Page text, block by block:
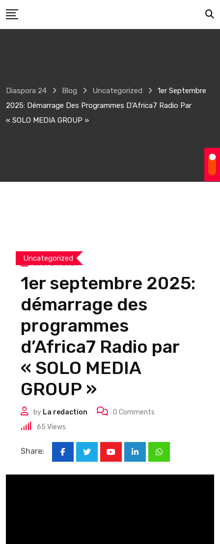
to
Diaspora 24 Blog Uncategorized
1er Septembre
2025: Démarrage Des Programmes D’Africa7 Radio Par
« SOLO MEDIA GROUP »
Uncategorized
août 29, 2025
1er septembre 2025:
démarrage des
programmes
d’Africa7 Radio par
« SOLO MEDIA
GROUP »
by La redaction 0 Comments
65 Views
Share:
LinkedInWhatsapp